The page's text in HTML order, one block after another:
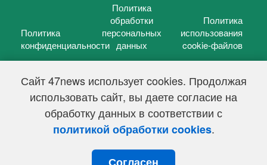
Сайт 47news использует cookies. Продолжая
использовать сайт, вы даете согласие на
обработку данных в соответствии с
политикой обработки cookies.
Согласен
Политика
конфиденциальности
Политика
обработки
персональных
данных
Политика
использования
cookie-файлов
47 новостей (47 news)2005 — 2026 г.
Свидетельство о регистрации СМИ Эл № ФС 77-39848, выдано
Федеральной службой по надзору в сфере связи,
информационных технологий и массовых коммуникаций